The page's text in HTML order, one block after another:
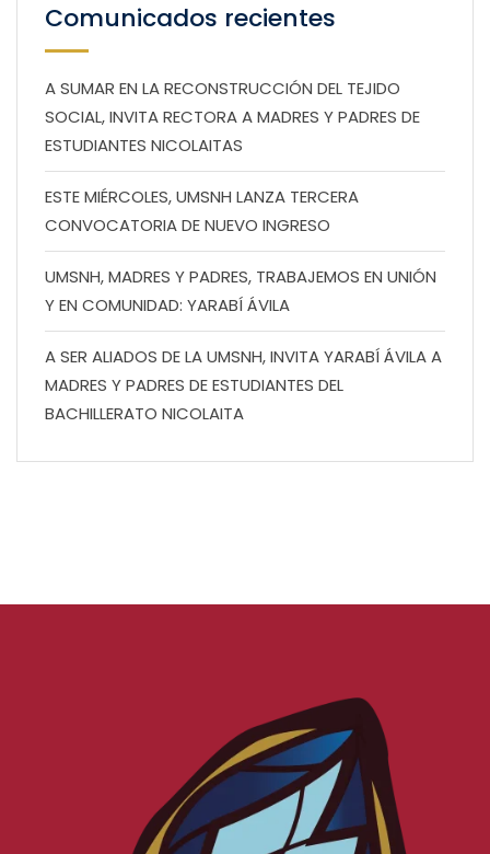
Comunicados recientes
A SUMAR EN LA RECONSTRUCCIÓN DEL TEJIDO
SOCIAL, INVITA RECTORA A MADRES Y PADRES DE
ESTUDIANTES NICOLAITAS
ESTE MIÉRCOLES, UMSNH LANZA TERCERA
CONVOCATORIA DE NUEVO INGRESO
UMSNH, MADRES Y PADRES, TRABAJEMOS EN UNIÓN
Y EN COMUNIDAD: YARABÍ ÁVILA
A SER ALIADOS DE LA UMSNH, INVITA YARABÍ ÁVILA A
MADRES Y PADRES DE ESTUDIANTES DEL
BACHILLERATO NICOLAITA